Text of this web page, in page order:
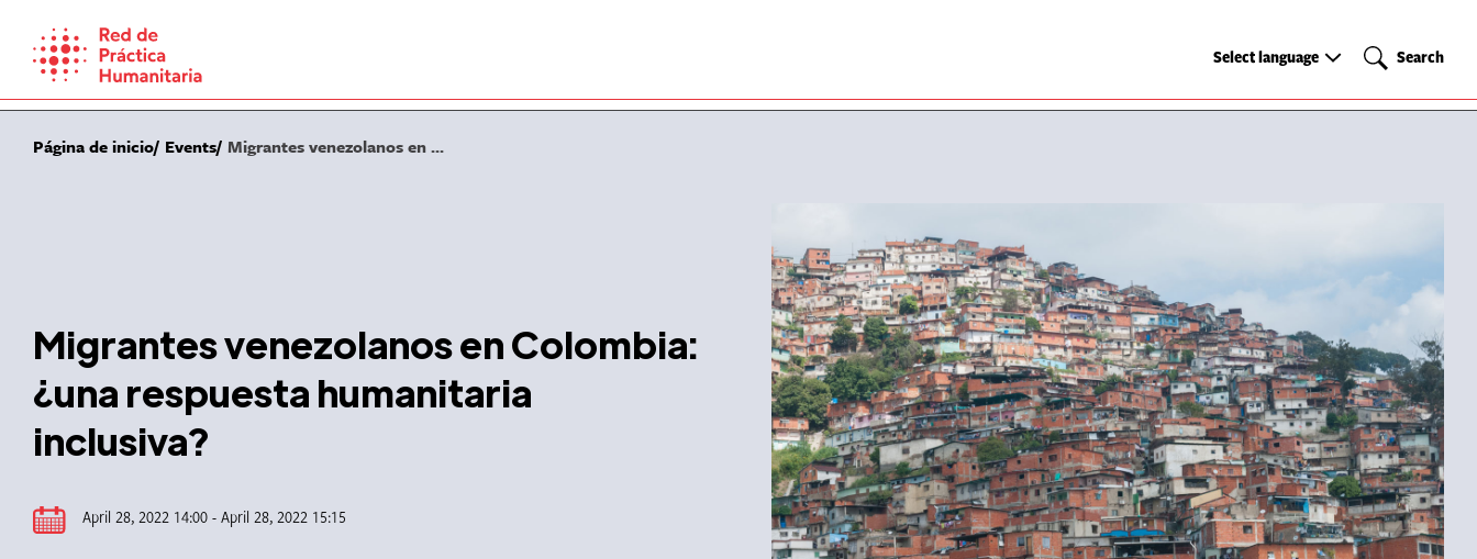
content
Select
Select language Search
Search
Página de inicio Events Migrantes venezolanos en ...
Migrantes venezolanos en Colombia:
¿una respuesta humanitaria
inclusiva?
April 28, 2022 14:00 - April 28, 2022 15:15